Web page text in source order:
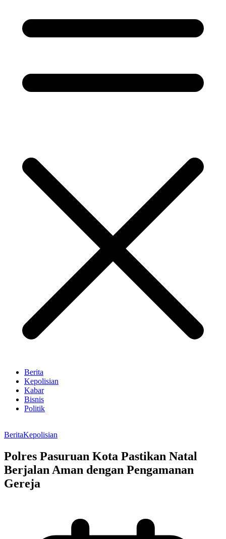
Berita
Kepolisian
Kabar
Bisnis
Politik
BeritaKepolisian
Polres Pasuruan Kota Pastikan Natal
Berjalan Aman dengan Pengamanan
Gereja